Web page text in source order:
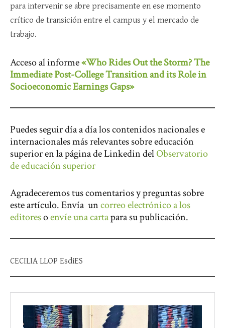
para intervenir se abre precisamente en ese momento
crítico de transición entre el campus y el mercado de
trabajo.
Acceso al informe«Who Rides Out the Storm? The
Immediate Post-College Transition and its Role in
Socioeconomic Earnings Gaps»
Puedes seguir día a día los contenidos nacionales e
internacionales más relevantes sobre educación
superior en la página de Linkedin delObservatorio
de educación superior
Agradeceremos tus comentarios y preguntas sobre
este artículo. Envía uncorreo electrónico a los
editoresoenvíe una cartapara su publicación.
CECILIA LLOP EsdiES